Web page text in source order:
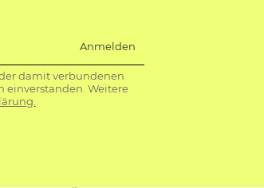
Anmelden
damit verbundenen
einverstanden. Weitere